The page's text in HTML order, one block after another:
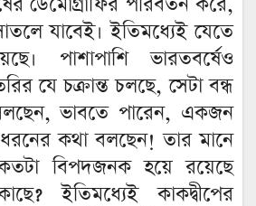
যাবেই। ইতিমধ্যেই যেতে
পাশাপাশি ভারতবর্ষেও
যে চক্রান্ত চলছে, সেটা বন্ধ
ভাবতে পারেন, একজন
ধরনের কথা বলছেন! তার মানে
কতটা বিপদজনক হয়ে রয়েছে
ইতিমধ্যেই কাকদ্বীপের